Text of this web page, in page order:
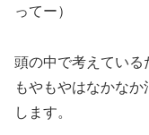
ってー）
頭の中で考えている
もやもやはなかな
します。